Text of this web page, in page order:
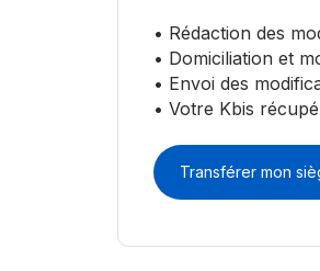
• Rédaction des
• Domiciliation et
• Envoi des
• Votre Kbis
Transférer mon